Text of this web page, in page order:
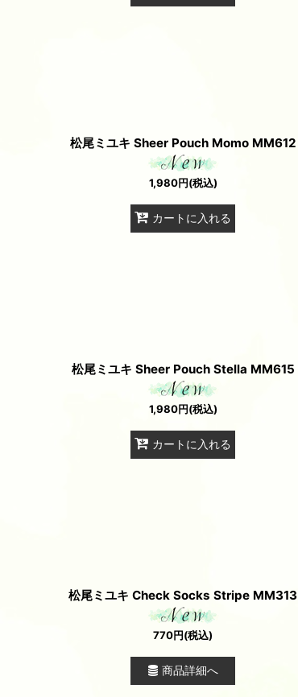
松尾ミユキ Sheer Pouch Momo MM612
1,980円(税込)
カートに入れる
松尾ミユキ Sheer Pouch Stella MM615
1,980円(税込)
カートに入れる
松尾ミユキ Check Socks Stripe MM313
770円(税込)
商品詳細へ